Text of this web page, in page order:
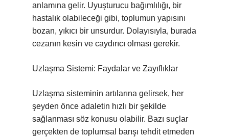
anlamına gelir. Uyuşturucu bağımlılığı, bir
hastalık olabileceği gibi, toplumun yapısını
bozan, yıkıcı bir unsurdur. Dolayısıyla, burada
cezanın kesin ve caydırıcı olması gerekir.
Uzlaşma Sistemi: Faydalar ve Zayıflıklar
Uzlaşma sisteminin artılarına gelirsek, her
şeyden önce adaletin hızlı bir şekilde
sağlanması söz konusu olabilir. Bazı suçlar
gerçekten de toplumsal barışı tehdit etmeden